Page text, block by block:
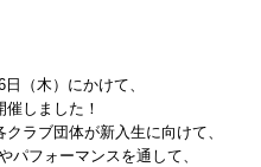
（木）にかけて、
しました！
ラブ団体が新入生に向けて、
パフォーマンスを通して、